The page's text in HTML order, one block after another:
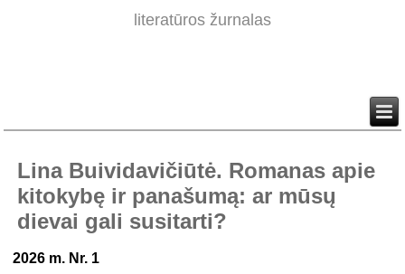
literatūros žurnalas
Lina Buividavičiūtė. Romanas apie
kitokybę ir panašumą: ar mūsų
dievai gali susitarti?
2026 m. Nr. 1